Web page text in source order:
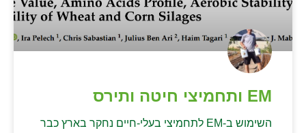
EM ותחמיצי חיטה ותירס
השימוש ב-EM לתחמיצי בעלי-חיים נחקר בארץ כבר